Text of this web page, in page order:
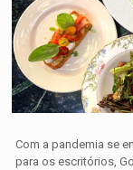
Com a pandemia se
para os escritórios,